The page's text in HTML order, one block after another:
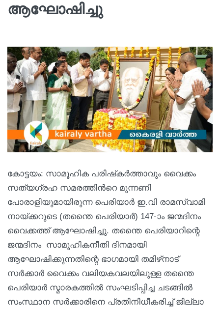
ആഘോഷിച്ചു
കോട്ടയം: സാമൂഹിക പരിഷ്‌കർത്താവും വൈക്കം
സത്യഗ്രഹ സമരത്തിൻറെ മുന്നണി
പോരാളിയുമായിരുന്ന പെരിയാർ ഇ.വി രാമസ്വാമി
നായ്ക്കറുടെ (തന്തൈ പെരിയാർ) 147-ാം ജന്മദിനം
വൈക്കത്ത് ആഘോഷിച്ചു. തന്തൈ പെരിയാറിന്റെ
ജന്മദിനം സാമൂഹികനീതി ദിനമായി
ആഘോഷിക്കുന്നതിന്റെ ഭാഗമായി തമിഴ്‌നാട്
സർക്കാർ വൈക്കം വലിയകവലയിലുള്ള തന്തൈ
പെരിയാർ സ്മാരകത്തിൽ സംഘടിപ്പിച്ച ചടങ്ങിൽ
സംസ്ഥാന സർക്കാരിനെ പ്രതിനിധീകരിച്ച് ജില്ലാ